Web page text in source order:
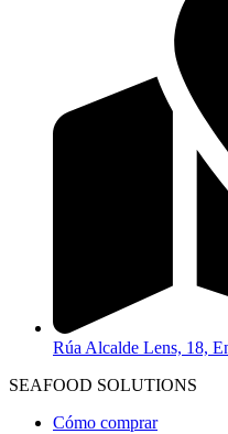
Rúa Alcalde Lens, 18,
SEAFOOD SOLUTIONS
Cómo comprar